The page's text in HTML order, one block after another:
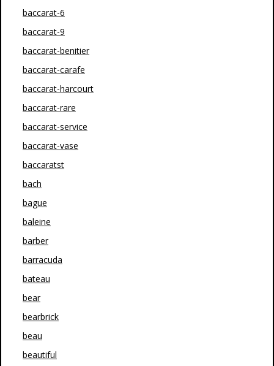
baccarat-6
baccarat-9
baccarat-benitier
baccarat-carafe
baccarat-harcourt
baccarat-rare
baccarat-service
baccarat-vase
baccaratst
bach
bague
baleine
barber
barracuda
bateau
bear
bearbrick
beau
beautiful